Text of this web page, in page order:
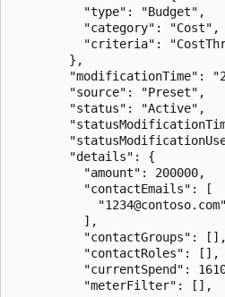
          "type": "Budget",
          "category": "Cost",
"criteria":
        },
"modificationTime":
        "source": "Preset",
        "status": "Active",
        "details": {
          "amount": 200000,
          "contactEmails": [
            "1234@contoso.com"
          ],
          "contactGroups": [],
          "contactRoles": [],
"currentSpend":
          "meterFilter": [],